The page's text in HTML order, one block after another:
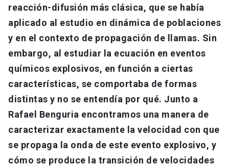
reacción-difusión más clásica, que se había
aplicado al estudio en dinámica de poblaciones
y en el contexto de propagación de llamas. Sin
embargo, al estudiar la ecuación en eventos
químicos explosivos, en función a ciertas
características, se comportaba de formas
distintas y no se entendía por qué. Junto a
Rafael Benguria encontramos una manera de
caracterizar exactamente la velocidad con que
se propaga la onda de este evento explosivo, y
cómo se produce la transición de velocidades